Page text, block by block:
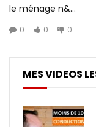
le ménage n&...
0 0 0
MES VIDEOS